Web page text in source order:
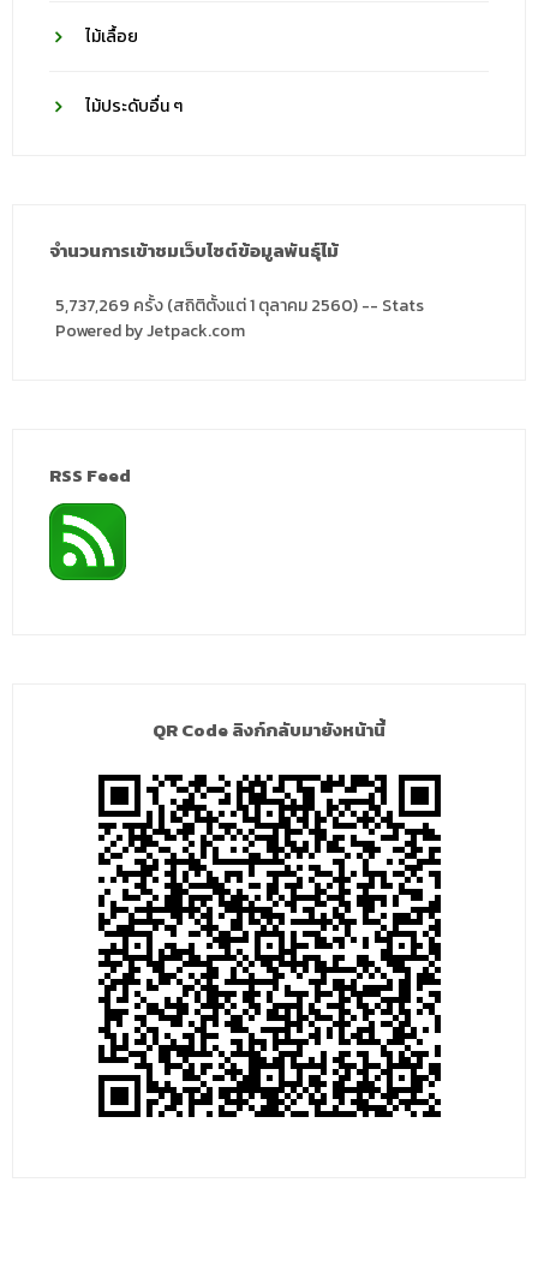
ไม้เลื้อย
ไม้ประดับอื่น ๆ
จำนวนการเข้าชมเว็บไซต์ข้อมูลพันธุ์ไม้
5,737,269 ครั้ง (สถิติตั้งแต่ 1 ตุลาคม 2560) -- Stats
Powered by Jetpack.com
RSS Feed
QR Code ลิงก์กลับมายังหน้านี้